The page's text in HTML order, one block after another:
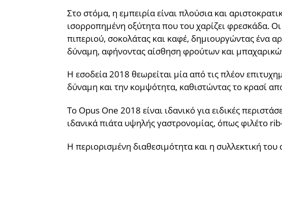
Στο στόμα, η εμπειρία είναι πλούσια και
ισορροπημένη οξύτητα που του χαρίζει φρεσκάδα.
πιπεριού, σοκολάτας και καφέ, δημιουργώντας ένα
δύναμη, αφήνοντας αίσθηση φρούτων και
Η εσοδεία 2018 θεωρείται μία από τις πλέον
δύναμη και την κομψότητα, καθιστώντας το κρασί
Το Opus One 2018 είναι ιδανικό για ειδικές
ιδανικά πιάτα υψηλής γαστρονομίας, όπως φιλέτο
Η περιορισμένη διαθεσιμότητα και η συλλεκτική